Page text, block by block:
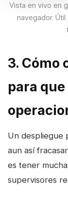
Vista en vivo en
navegador.
3. Cómo
para
Un despliegue
aun así
es tener
supervisores